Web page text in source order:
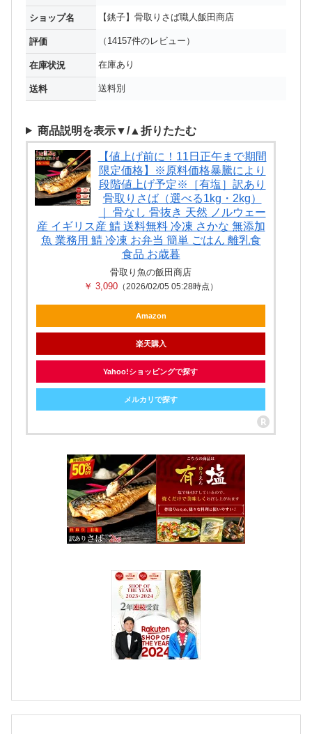
ショップ名 【銚子】骨取りさば職人飯田商店
評価 （14157件のレビュー）
在庫状況 在庫あり
送料 送料別
商品説明を表示▼/▲折りたたむ
【値上げ前に！11日正午まで期間
限定価格】※原料価格暴騰により
段階値上げ予定※［有塩］訳あり
骨取りさば（選べる1kg・2kg）
｜ 骨なし 骨抜き 天然 ノルウェー
産 イギリス産 鯖 送料無料 冷凍 さかな 無添加
魚 業務用 鯖 冷凍 お弁当 簡単 ごはん 離乳食
食品 お歳暮
骨取り魚の飯田商店
￥ 3,090 （2026/02/05 05:28時点）
Amazon
楽天購入
Yahoo!ショッピングで探す
メルカリで探す